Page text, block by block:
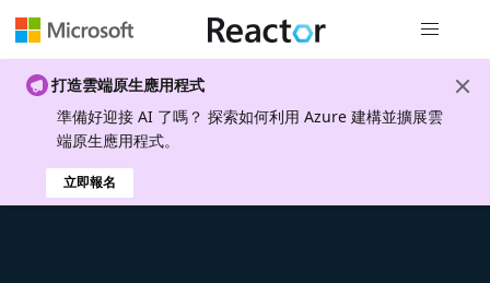
打造雲端原生應用程式
準備好迎接 AI 了嗎？ 探索如何利用 Azure 建構並擴展雲
端原生應用程式。
立即報名